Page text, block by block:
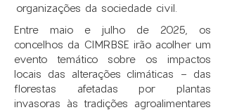
organizações da sociedade civil.
Entre maio e julho de 2025, os
concelhos da CIMRBSE irão acolher um
evento temático sobre os impactos
locais das alterações climáticas - das
florestas afetadas por plantas
invasoras às tradições agroalimentares